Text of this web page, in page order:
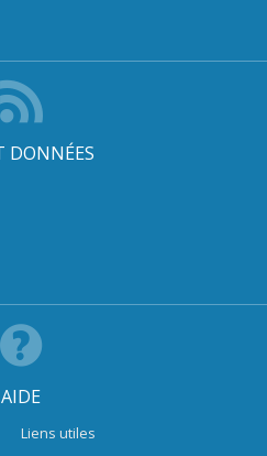
DONNÉES
AIDE
Liens utiles